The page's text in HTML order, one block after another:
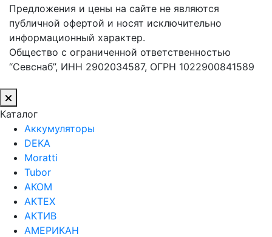
Предложения и цены на сайте не являются
публичной офертой и носят исключительно
информационный характер.
Общество с ограниченной ответственностью
“Севснаб”, ИНН 2902034587, ОГРН 1022900841589
Каталог
Аккумуляторы
DEKA
Moratti
Tubor
АКОМ
АКТЕХ
АКТИВ
АМЕРИКАН